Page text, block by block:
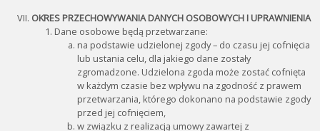
OKRES PRZECHOWYWANIA DANYCH OSOBOWYCH I UPRAWNIENIA
Dane osobowe będą przetwarzane:
na podstawie udzielonej zgody – do czasu jej cofnięcia
lub ustania celu, dla jakiego dane zostały
zgromadzone. Udzielona zgoda może zostać cofnięta
w każdym czasie bez wpływu na zgodność z prawem
przetwarzania, którego dokonano na podstawie zgody
przed jej cofnięciem,
w związku z realizacją umowy zawartej z